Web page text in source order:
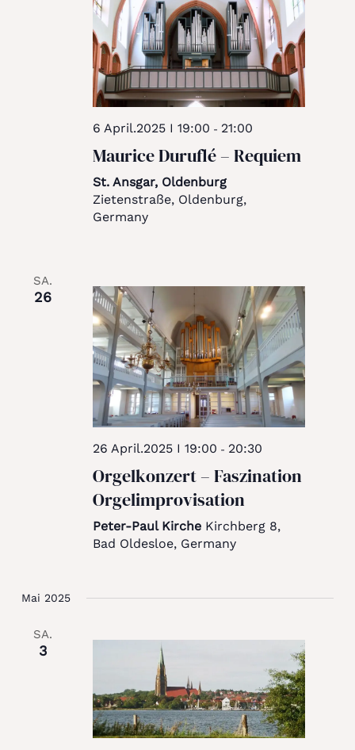
6 April.2025 I 19:00 - 21:00
Maurice Duruflé – Requiem
St. Ansgar, Oldenburg
Zietenstraße, Oldenburg,
Germany
SA.
26
26 April.2025 I 19:00 - 20:30
Orgelkonzert – Faszination
Orgelimprovisation
Peter-Paul Kirche Kirchberg 8,
Bad Oldesloe, Germany
Mai 2025
SA.
3